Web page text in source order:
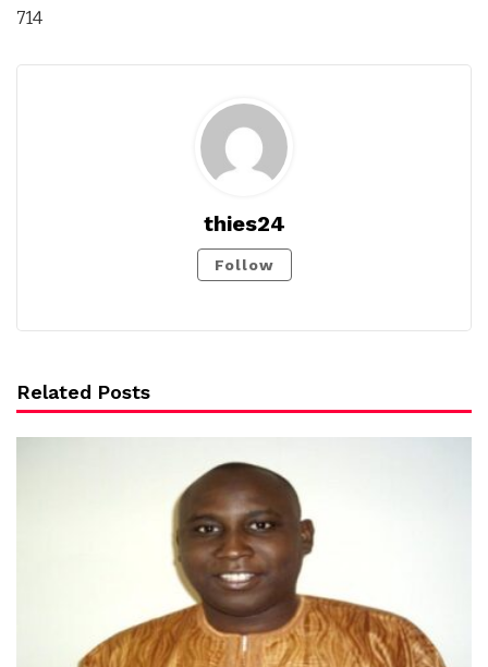
714
thies24
Follow
Related Posts